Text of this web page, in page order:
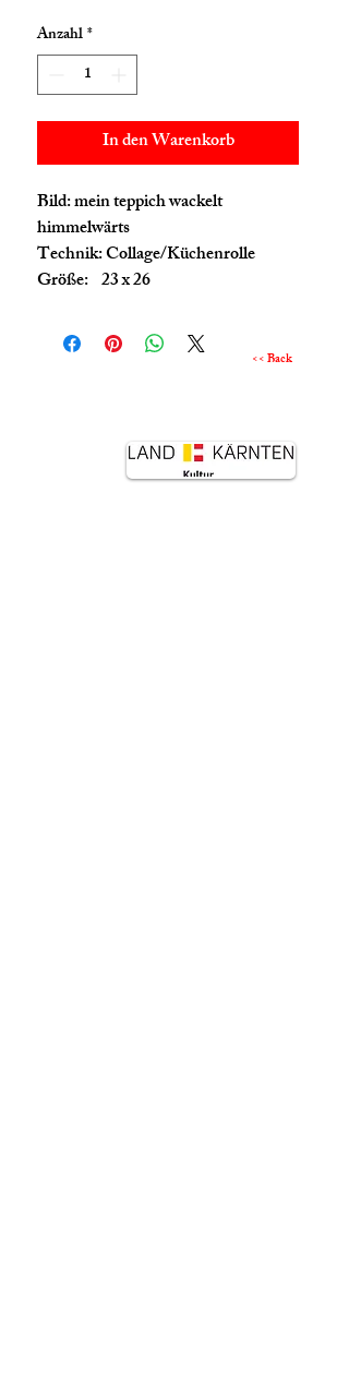
Anzahl*
In den Warenkorb
Bild: mein teppich wackelt
himmelwärts
Technik: Collage/Küchenrolle
Größe: 23 x 26
<< Back